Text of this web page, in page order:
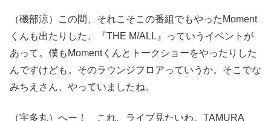
（磯部涼）この間、それこそこの番組でもやったMoment
くんも出たりした、『THE M/ALL』っていうイベントが
あって。僕もMomentくんとトークショーをやったりした
んですけども。そのラウンジフロアっていうか。そこでな
みちえさん、やっていましたね。
（宇多丸）へー！ これ、ライブ見たいわ。TAMURA